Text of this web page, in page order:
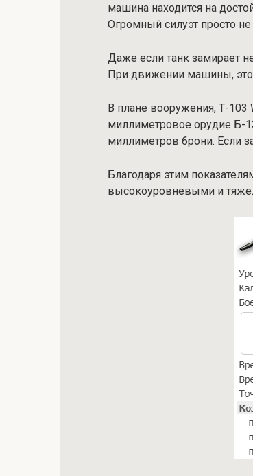
машина находится на
Огромный силуэт просто
Даже если танк замирает
При движении машины,
В плане вооружения, Т-103
миллиметровое орудие Б-
миллиметров брони. Если
Благодаря этим
высокоуровневыми и